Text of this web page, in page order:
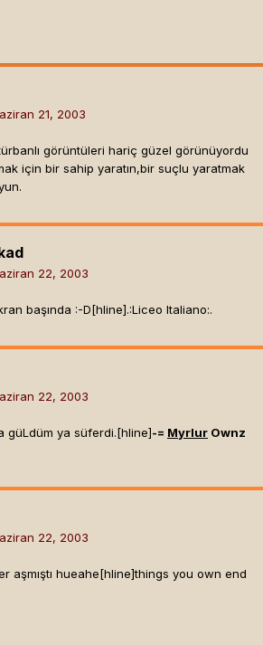
21, 2003
görüntüleri hariç güzel görünüyordu
için bir sahip yaratın,bir suçlu yaratmak
22, 2003
başında :-D[hline].:Liceo Italiano:.
22, 2003
güLdüm ya süferdi.[hline]-= Myrlur Ownz
22, 2003
aşmıştı hueahe[hline]things you own end